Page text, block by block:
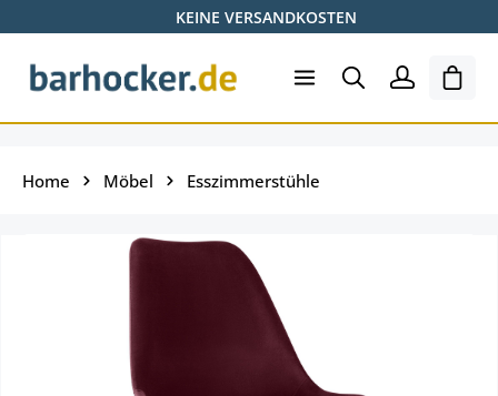
Zum Hauptinhalt springenKEINE VERSANDKOSTEN
Home Möbel Esszimmerstühle